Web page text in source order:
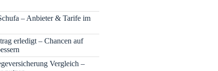
– Anbieter & Tarife im
erledigt – Chancen auf
Vergleich –